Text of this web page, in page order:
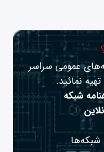
عمومی سراسر
نمائید.
شبکه